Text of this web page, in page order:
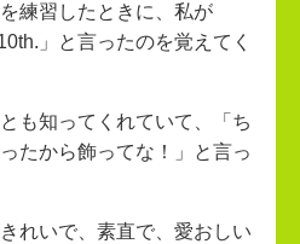
練習したときに、私が
」と言ったのを覚えてく
も知ってくれていて、「ち
たから飾ってな！」と言っ
れいで、素直で、愛おしい